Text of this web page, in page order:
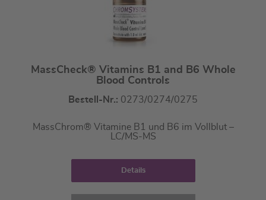
MassCheck® Vitamins B1 and B6 Whole
Blood Controls
Bestell-Nr.: 0273/0274/0275
MassChrom® Vitamine B1 und B6 im Vollblut –
LC/MS-MS
Details